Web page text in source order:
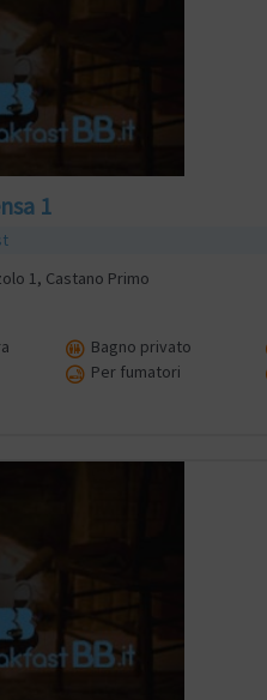
1
1, Castano Primo
Bagno privato
Per fumatori